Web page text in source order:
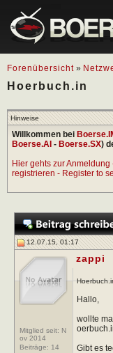
Forenübersicht »
Hoerbuch.in
Hinweise
Willkommen bei
Boerse.AI - Boerse.SX)
Hier gehts zur
registrieren - Register to
12.07.15, 01:17
Mitglied seit: N
ov 2014
Beiträge: 14
zappi
Hallo,
wollte
Gibt es